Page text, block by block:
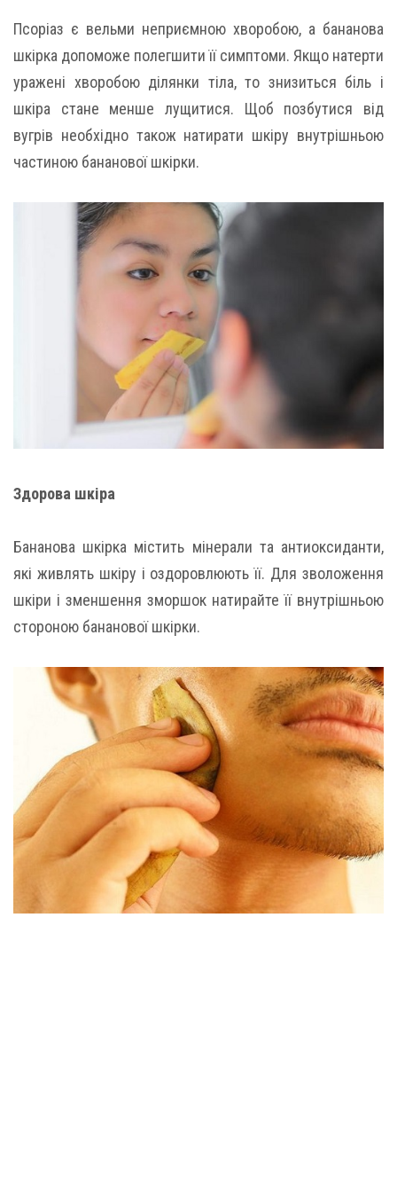
Псоріаз є вельми неприємною хворобою, а бананова
шкірка допоможе полегшити її симптоми. Якщо натерти
уражені хворобою ділянки тіла, то знизиться біль і
шкіра стане менше лущитися. Щоб позбутися від
вугрів необхідно також натирати шкіру внутрішньою
частиною бананової шкірки.
Здорова шкіра
Бананова шкірка містить мінерали та антиоксиданти,
які живлять шкіру і оздоровлюють її. Для зволоження
шкіри і зменшення зморшок натирайте її внутрішньою
стороною бананової шкірки.